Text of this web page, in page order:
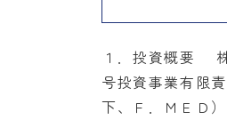
１．投資概要
号投資事業有限
下、Ｆ．ＭＥＤ